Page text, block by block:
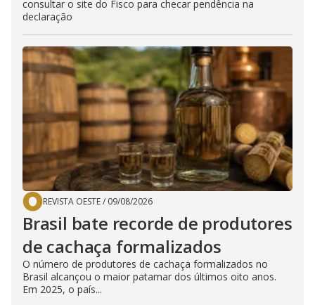
consultar o site do Fisco para checar pendência na
declaração
REVISTA OESTE/ 09/08/2026
Brasil bate recorde de produtores
de cachaça formalizados
O número de produtores de cachaça formalizados no
Brasil alcançou o maior patamar dos últimos oito anos.
Em 2025, o país...